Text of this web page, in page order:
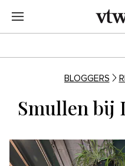
BLOGGERS
Smullen bij